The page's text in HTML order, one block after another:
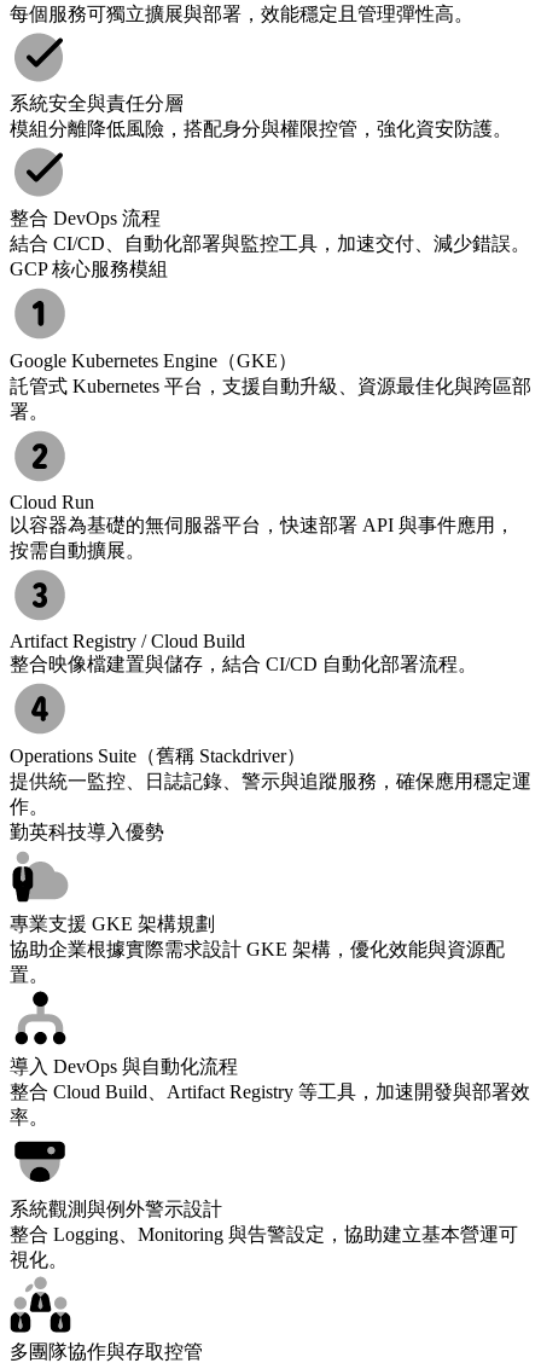
每個服務可獨立擴展與部署，效能穩定且管理彈性高。
系統安全與責任分層
模組分離降低風險，搭配身分與權限控管，強化資安防護。
整合 DevOps 流程
結合 CI/CD、自動化部署與監控工具，加速交付、減少錯誤。
GCP 核心服務模組
Google Kubernetes Engine（GKE）
託管式 Kubernetes 平台，支援自動升級、資源最佳化與跨區部
署。
Cloud Run
以容器為基礎的無伺服器平台，快速部署 API 與事件應用，
按需自動擴展。
Artifact Registry / Cloud Build
整合映像檔建置與儲存，結合 CI/CD 自動化部署流程。
Operations Suite（舊稱 Stackdriver）
提供統一監控、日誌記錄、警示與追蹤服務，確保應用穩定運
作。
勤英科技導入優勢
專業支援 GKE 架構規劃
協助企業根據實際需求設計 GKE 架構，優化效能與資源配
置。
導入 DevOps 與自動化流程
整合 Cloud Build、Artifact Registry 等工具，加速開發與部署效
率。
系統觀測與例外警示設計
整合 Logging、Monitoring 與告警設定，協助建立基本營運可
視化。
多團隊協作與存取控管